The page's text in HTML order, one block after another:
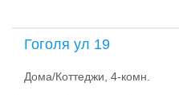
Гоголя ул 19
Дома/Коттеджи, 4-комн.